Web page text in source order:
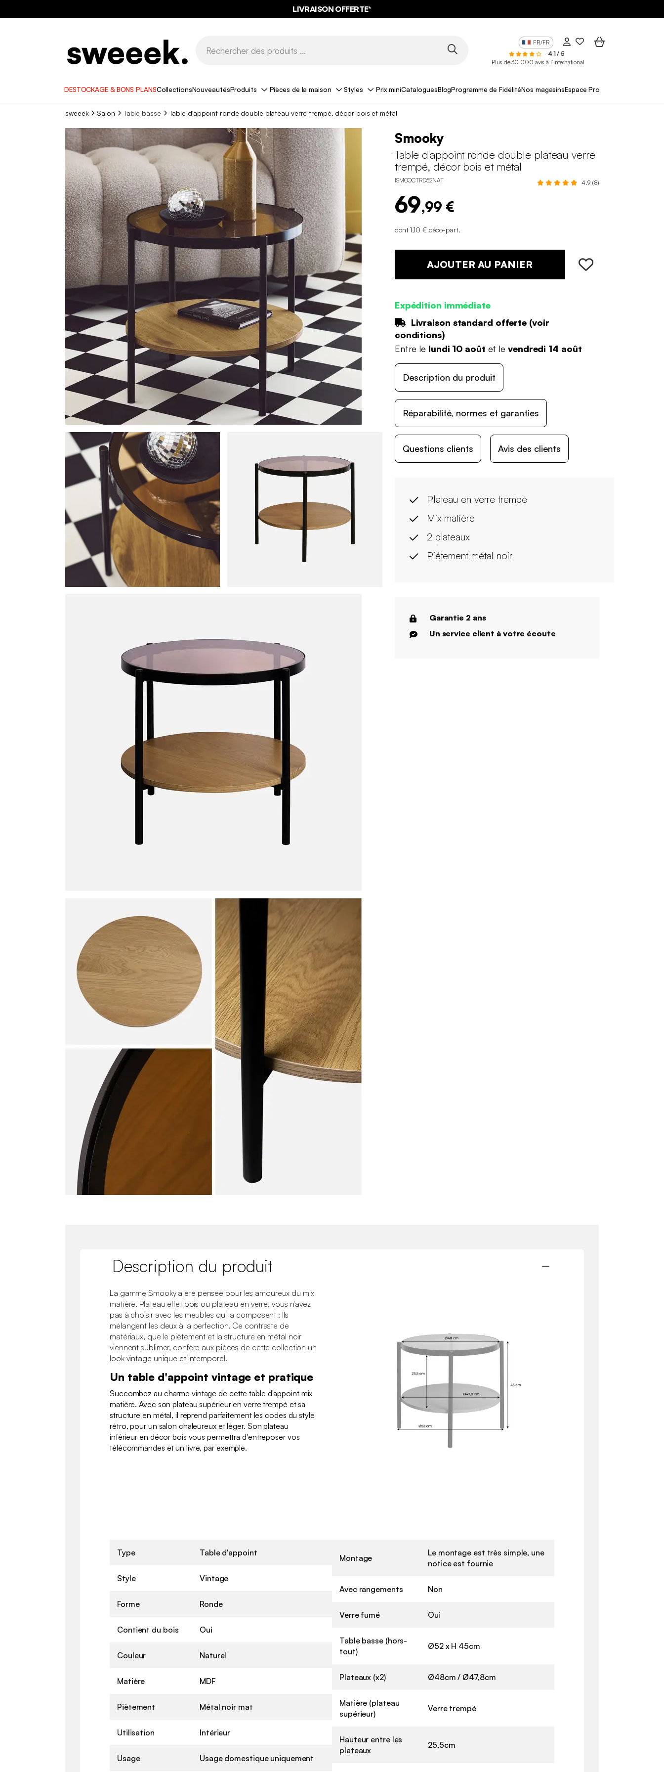
LIVRAISON OFFERTE*
FR/FR
4,1 / 5
Plus de 30 000 avis à l’international
DESTOCKAGE & BONS PLANSCollectionsNouveautésProduits Pièces de la maison Styles Prix miniCataloguesBlogProgramme de FidélitéNos magasinsEspace Pro
sweeek Salon Table basse Table d'appoint ronde double plateau verre trempé, décor bois et métal
Smooky
Table d'appoint ronde double plateau verre
trempé, décor bois et métal
ISMOOCTRD52NAT 4.9 (8)
69,99 €
dont 1,10 € d'éco-part.
AJOUTER AU PANIER
Expédition immédiate
Livraison standard offerte (voir
conditions)
Entre le lundi 10 août et le vendredi 14 août
Description du produit
Réparabilité, normes et garanties
Questions clients Avis des clients
Plateau en verre trempé
Mix matière
2 plateaux
Piétement métal noir
Garantie 2 ans
Un service client à votre écoute
Description du produit
La gamme Smooky a été pensée pour les amoureux du mix
matière. Plateau effet bois ou plateau en verre, vous n'avez
pas à choisir avec les meubles qui la composent : Ils
mélangent les deux à la perfection. Ce contraste de
matériaux, que le piètement et la structure en métal noir
viennent sublimer, confère aux pièces de cette collection un
look vintage unique et intemporel.
Un table d'appoint vintage et pratique
Succombez au charme vintage de cette table d'appoint mix
matière. Avec son plateau supérieur en verre trempé et sa
structure en métal, il reprend parfaitement les codes du style
rétro, pour un salon chaleureux et léger. Son plateau
inférieur en décor bois vous permettra d'entreposer vos
télécommandes et un livre, par exemple.
Type Table d'appoint
Style Vintage
Forme Ronde
Contient du bois Oui
Couleur Naturel
Matière MDF
Piètement Métal noir mat
Utilisation Intérieur
Usage Usage domestique uniquement
Montage
Le montage est très simple, une
notice est fournie
Avec rangements Non
Verre fumé Oui
Table basse (hors-
tout)
Ø52 x H 45cm
Plateaux (x2) Ø48cm / Ø47,8cm
Matière (plateau
supérieur)
Verre trempé
Hauteur entre les
plateaux
25,5cm